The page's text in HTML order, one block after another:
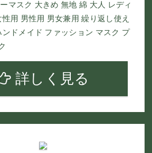
マスク 大きめ 無地 綿 大人 レディ
用 男性用 男女兼用 繰り返し使え
ンドメイド ファッション マスク プ
詳しく見る